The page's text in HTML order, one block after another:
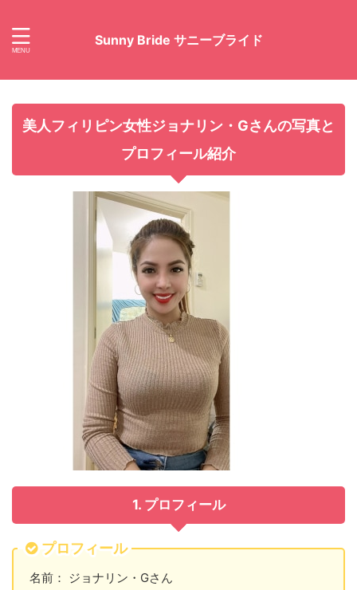
Sunny Bride サニーブライド
美人フィリピン女性ジョナリン・Gさんの写真と
プロフィール紹介
1. プロフィール
プロフィール
名前： ジョナリン・Gさん